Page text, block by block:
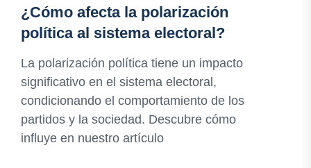
¿Cómo afecta la polarización
política al sistema electoral?
La polarización política tiene un impacto
significativo en el sistema electoral,
condicionando el comportamiento de los
partidos y la sociedad. Descubre cómo
influye en nuestro artículo